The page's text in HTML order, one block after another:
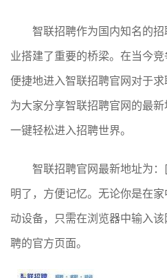
智联招聘作为国内知名的
业搭建了重要的桥梁。在当今
便捷地进入智联招聘官网对于
为大家分享智联招聘官网的最
一键轻松进入招聘世界。
智联招聘官网最新地址为
明了，方便记忆。无论你是在
动设备，只需在浏览器中输入
聘的官方页面。